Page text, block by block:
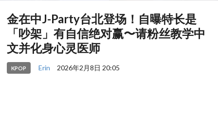
金在中J-Party台北登场！自曝特长是
「吵架」有自信绝对赢〜请粉丝教学中
文并化身心灵医师
KPOP Erin 2026年2月8日 20:05